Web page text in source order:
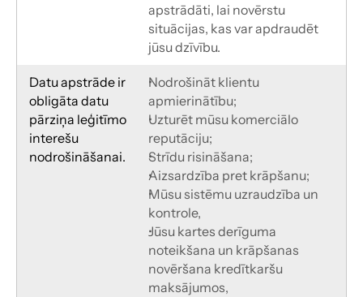
apstrādāti, lai novērstu
situācijas, kas var apdraudēt
jūsu dzīvību.
Datu apstrāde ir
obligāta datu
pārziņa leģitīmo
interešu
nodrošināšanai.
Nodrošināt klientu
apmierinātību;
Uzturēt mūsu komerciālo
reputāciju;
Strīdu risināšana;
Aizsardzība pret krāpšanu;
Mūsu sistēmu uzraudzība un
kontrole,
Jūsu kartes derīguma
noteikšana un krāpšanas
novēršana kredītkaršu
maksājumos,